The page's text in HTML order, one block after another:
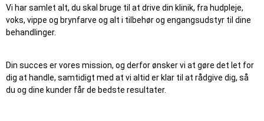
Vi har samlet alt, du skal bruge til at drive din klinik, fra hudpleje,
voks, vippe og brynfarve og alt i tilbehør og engangsudstyr til dine
behandlinger.
Din succes er vores mission, og derfor ønsker vi at gøre det let for
dig at handle, samtidigt med at vi altid er klar til at rådgive dig, så
du og dine kunder får de bedste resultater.